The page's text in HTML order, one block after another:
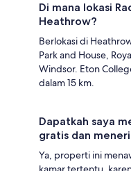
Di mana lokasi
Heathrow?
Berlokasi di
Park and House,
Windsor. Eton
dalam 15 km.
Dapatkah saya
gratis dan
Ya, properti ini